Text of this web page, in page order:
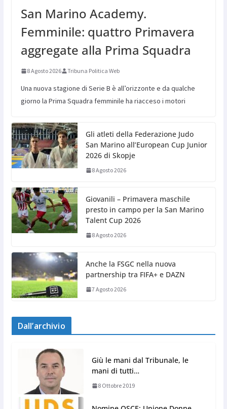
San Marino Academy.
Femminile: quattro Primavera
aggregate alla Prima Squadra
8 Agosto 2026 Tribuna Politica Web
Una nuova stagione di Serie B è all’orizzonte e da qualche
giorno la Prima Squadra femminile ha riacceso i motori
Gli atleti della Federazione Judo
San Marino all’European Cup Junior
2026 di Skopje
8 Agosto 2026
Giovanili – Primavera maschile
presto in campo per la San Marino
Talent Cup 2026
8 Agosto 2026
Anche la FSGC nella nuova
partnership tra FIFA+ e DAZN
7 Agosto 2026
Dall’archivio
Giù le mani dal Tribunale, le
mani di tutti…
8 Ottobre 2019